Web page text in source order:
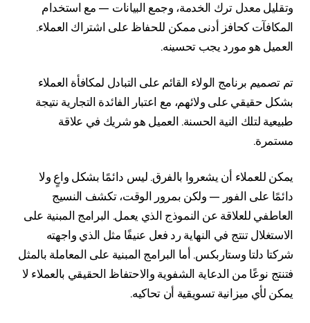
وتقليل معدل ترك الخدمة، وجمع البيانات — مع استخدام
المكافآت كحافز أدنى ممكن للحفاظ على اشتراك العملاء.
العميل هو مورد يجب تحسينه.
تم تصميم برنامج الولاء القائم على التبادل لمكافأة العملاء
بشكل حقيقي على ولائهم، مع اعتبار الفائدة التجارية نتيجة
طبيعية لتلك النية الحسنة. العميل هو شريك في علاقة
مستمرة.
يمكن للعملاء أن يشعروا بالفرق. ليس دائمًا بشكل واعٍ ولا
دائمًا على الفور — ولكن بمرور الوقت، تكشف النسيج
العاطفي للعلاقة عن النموذج الذي يعمل. البرامج المبنية على
الاستغلال تنتج في النهاية رد فعل عنيفًا مثل الذي واجهته
شركتا دلتا وستاربكس. أما البرامج المبنية على المعاملة بالمثل
فتنتج نوعًا من الدعاية الشفوية والاحتفاظ الحقيقي بالعملاء لا
يمكن لأي ميزانية تسويقية أن تحاكيه.